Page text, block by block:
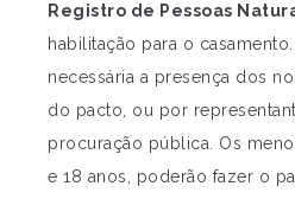
Registro de Pessoas
habilitação para o
necessária a presença dos
do pacto, ou por
procuração pública. Os
e 18 anos, poderão fazer o